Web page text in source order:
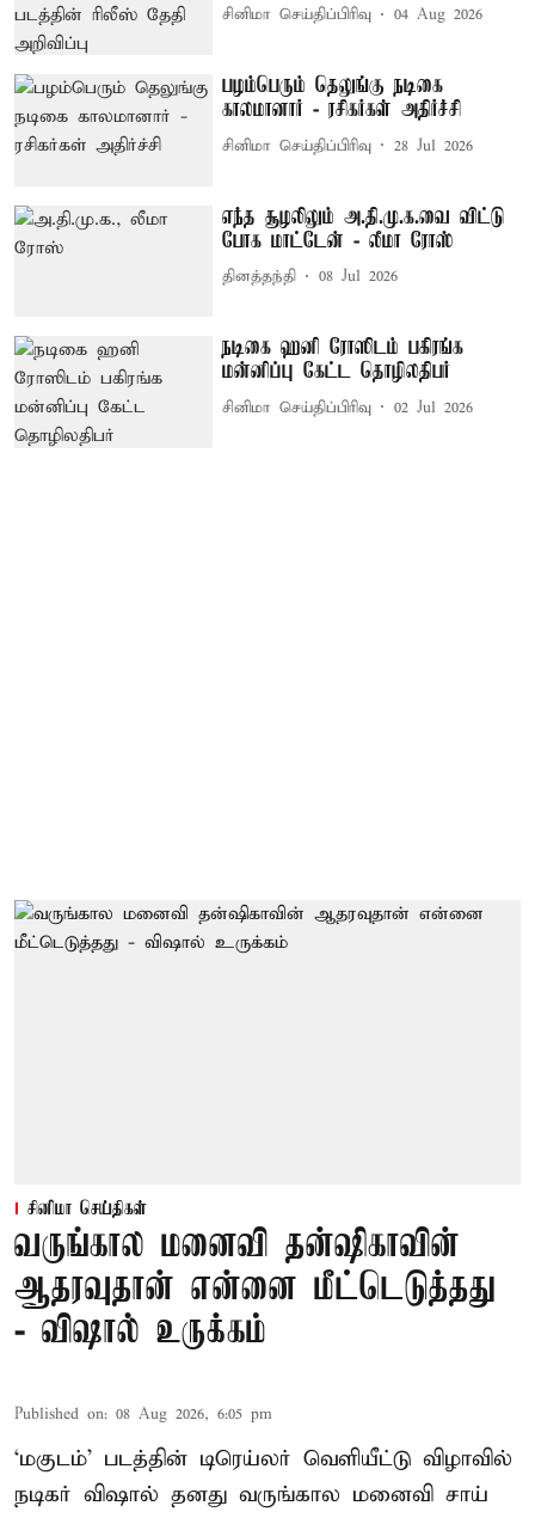
சினிமா செய்திப்பிரிவு 04 Aug 2026
பழம்பெரும் தெலுங்கு நடிகை
காலமானார் - ரசிகர்கள் அதிர்ச்சி
சினிமா செய்திப்பிரிவு 28 Jul 2026
எந்த சூழலிலும் அ.தி.மு.க.வை விட்டு
போக மாட்டேன் - லீமா ரோஸ்
தினத்தந்தி 08 Jul 2026
நடிகை ஹனி ரோஸிடம் பகிரங்க
மன்னிப்பு கேட்ட தொழிலதிபர்
சினிமா செய்திப்பிரிவு 02 Jul 2026
சினிமா செய்திகள்
வருங்கால மனைவி தன்ஷிகாவின்
ஆதரவுதான் என்னை மீட்டெடுத்தது
- விஷால் உருக்கம்
Published on: 08 Aug 2026, 6:05 pm
‘மகுடம்’ படத்தின் டிரெய்லர் வெளியீட்டு விழாவில்
நடிகர் விஷால் தனது வருங்கால மனைவி சாய்